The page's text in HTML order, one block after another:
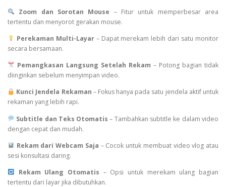
Zoom dan Sorotan Mouse – Fitur untuk memperbesar area
tertentu dan menyorot gerakan mouse.
Perekaman Multi-Layar– Dapat merekam lebih dari satu monitor
secara bersamaan.
Pemangkasan Langsung Setelah Rekam – Potong bagian tidak
diinginkan sebelum menyimpan video.
Kunci Jendela Rekaman – Fokus hanya pada satu jendela aktif untuk
rekaman yang lebih rapi.
Subtitle dan Teks Otomatis – Tambahkan subtitle ke dalam video
dengan cepat dan mudah.
Rekam dari Webcam Saja – Cocok untuk membuat video vlog atau
sesi konsultasi daring.
Rekam Ulang Otomatis – Opsi untuk merekam ulang bagian
tertentu dari layar jika dibutuhkan.